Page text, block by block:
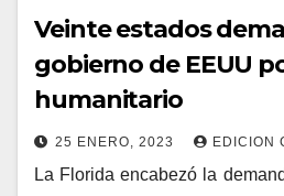
Veinte estados
gobierno de EEUU
humanitario
25 ENERO, 2023 EDICION
La Florida encabezó la